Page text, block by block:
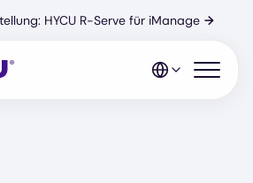
HYCU R-Serve für iManage →
Mobiles